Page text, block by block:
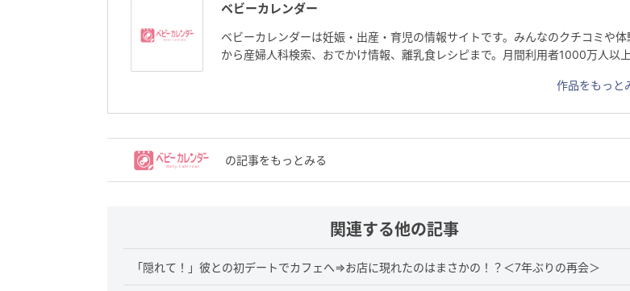
ベビーカレンダー
ベビーカレンダーは妊娠・出産・育児の情報サイトです。みんなのクチコミや体
から産婦人科検索、おでかけ情報、離乳食レシピまで。月間利用者1000万人以上
作品をもっと
の記事をもっとみる
関連する他の記事
「隠れて！」彼との初デートでカフェへ⇒お店に現れたのはまさかの！？＜7年ぶりの再会＞